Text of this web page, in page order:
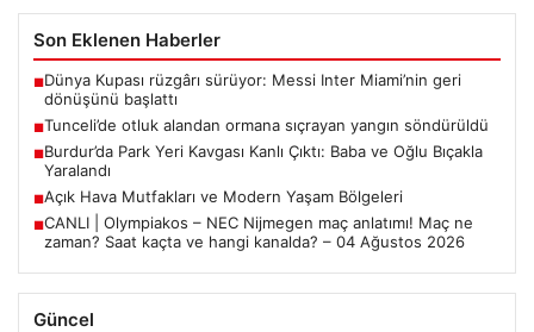
Son Eklenen Haberler
■Dünya Kupası rüzgârı sürüyor: Messi Inter Miami’nin geri
dönüşünü başlattı
■Tunceli’de otluk alandan ormana sıçrayan yangın söndürüldü
■Burdur’da Park Yeri Kavgası Kanlı Çıktı: Baba ve Oğlu Bıçakla
Yaralandı
■Açık Hava Mutfakları ve Modern Yaşam Bölgeleri
■CANLI | Olympiakos – NEC Nijmegen maç anlatımı! Maç ne
zaman? Saat kaçta ve hangi kanalda? – 04 Ağustos 2026
Güncel